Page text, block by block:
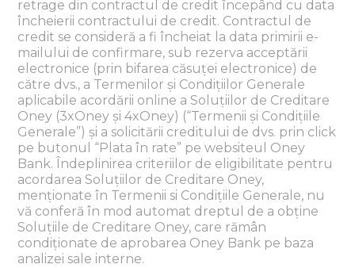
retrage din contractul de credit începând cu data
încheierii contractului de credit. Contractul de
credit se consideră a fi încheiat la data primirii e-
mailului de confirmare, sub rezerva acceptării
electronice (prin bifarea căsuței electronice) de
către dvs., a Termenilor și Condițiilor Generale
aplicabile acordării online a Soluțiilor de Creditare
Oney (3xOney și 4xOney) (“Termenii și Condițiile
Generale”) și a solicitării creditului de dvs. prin click
pe butonul “Plata în rate” pe websiteul Oney
Bank. Îndeplinirea criteriilor de eligibilitate pentru
acordarea Soluțiilor de Creditare Oney,
menționate în Termenii si Condițiile Generale, nu
vă conferă în mod automat dreptul de a obține
Soluțiile de Creditare Oney, care rămân
condiționate de aprobarea Oney Bank pe baza
analizei sale interne.